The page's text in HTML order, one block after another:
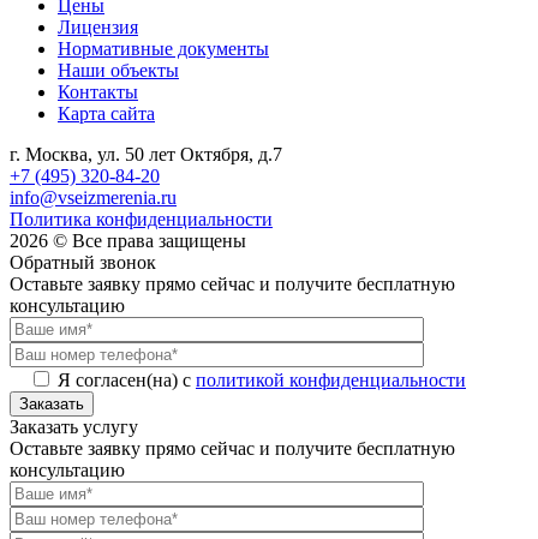
Цены
Лицензия
Нормативные документы
Наши объекты
Контакты
Карта сайта
г. Москва, ул. 50 лет Октября, д.7
+7 (495) 320-84-20
info@vseizmerenia.ru
Политика конфиденциальности
2026 © Все права защищены
Обратный звонок
Оставьте заявку прямо сейчас и получите бесплатную
консультацию
Я согласен(на) с политикой конфиденциальности
Заказать
Заказать услугу
Оставьте заявку прямо сейчас и получите бесплатную
консультацию